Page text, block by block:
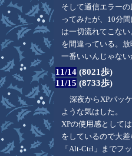
そして通信エラー
ってみたが、10分
は一切流れてこな
を間違っている。
一番いいんじゃな
11/14 (8021歩)
11/15 (8733歩)
深夜からXPパッ
ような気はした。
XPの使用感として
をしているので大
「Alt-Ctrl」までフ